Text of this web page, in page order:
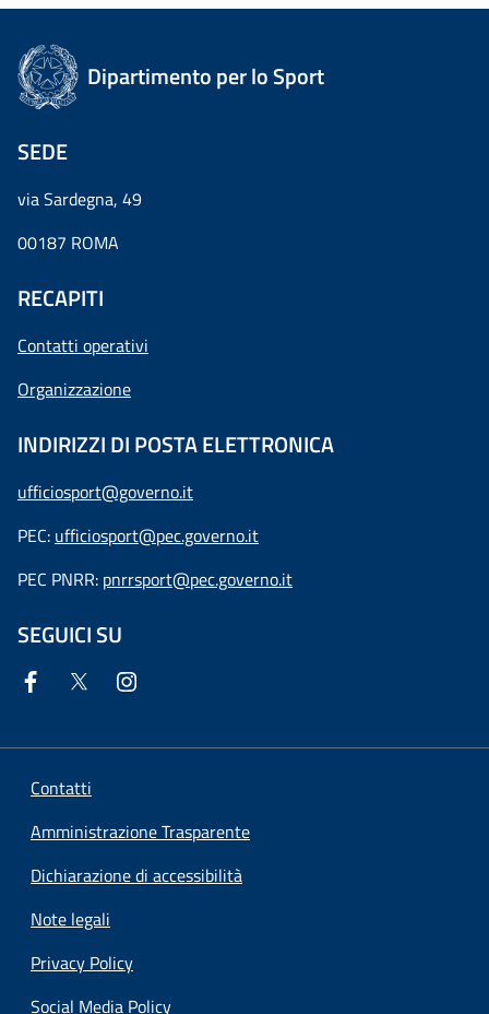
Dipartimento per lo Sport
SEDE
via Sardegna, 49
00187 ROMA
RECAPITI
Contatti operativi
Organizzazione
INDIRIZZI DI POSTA ELETTRONICA
ufficiosport@governo.it
PEC: ufficiosport@pec.governo.it
PEC PNRR: pnrrsport@pec.governo.it
SEGUICI SU
Contatti
Amministrazione Trasparente
Dichiarazione di accessibilità
Note legali
Privacy Policy
Social Media Policy